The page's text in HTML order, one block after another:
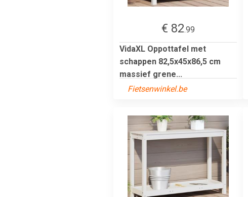
€ 82.99
VidaXL Oppottafel met
schappen 82,5x45x86,5 cm
massief grene...
Fietsenwinkel.be